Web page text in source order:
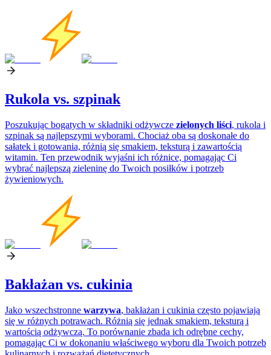
Rukola vs. szpinak
Poszukując bogatych w składniki odżywcze zielonych liści, rukola i
szpinak są najlepszymi wyborami. Chociaż oba są doskonałe do
sałatek i gotowania, różnią się smakiem, teksturą i zawartością
witamin. Ten przewodnik wyjaśni ich różnice, pomagając Ci
wybrać najlepszą zieleninę do Twoich posiłków i potrzeb
żywieniowych.
Bakłażan vs. cukinia
Jako wszechstronne warzywa, bakłażan i cukinia często pojawiają
się w różnych potrawach. Różnią się jednak smakiem, teksturą i
wartością odżywczą. To porównanie zbada ich odrębne cechy,
pomagając Ci w dokonaniu właściwego wyboru dla Twoich potrzeb